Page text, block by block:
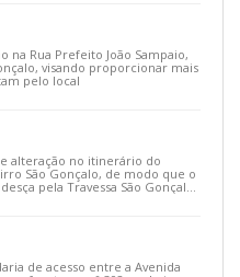
na Rua Prefeito João Sampaio,
visando proporcionar mais
pelo local
alteração no itinerário do
São Gonçalo, de modo que o
pela Travessa São Gonçalo
de acesso entre a Avenida